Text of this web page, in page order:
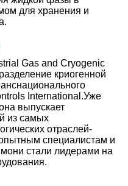
для хранения и
Gas and Cryogenic
криогенной
International.Уже
выпускает
из самых
отраслей-
специалистам и
стали лидерами на